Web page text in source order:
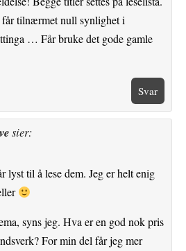
tilnærmet null synlighet i
… Får bruke det gode gamle
Svar
sier:
lyst til å lese dem. Jeg er helt enig
syns jeg. Hva er en god nok pris
For min del får jeg mer